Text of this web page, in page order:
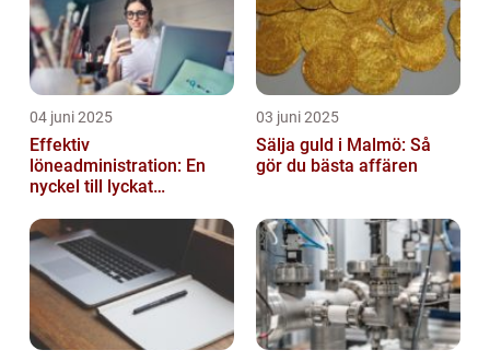
04 juni 2025
Effektiv
löneadministration: En
nyckel till lyckat
03 juni 2025
Sälja guld i Malmö: Så
gör du bästa affären